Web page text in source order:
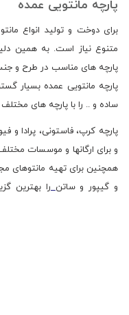
پارچه مانتویی عمده
برای دوخت و تولید انواع
متنوع نیاز است. به همین
پارچه های مناسب در طرح و
پارچه مانتویی عمده بسیار
ساده و .. را با پارچه های
پارچه کرپ، فاستونی، پرادا و
و برای ارگانها و موسسات
همچنین برای تهیه مانتوهای
و گیپور و ساتن را بهترین